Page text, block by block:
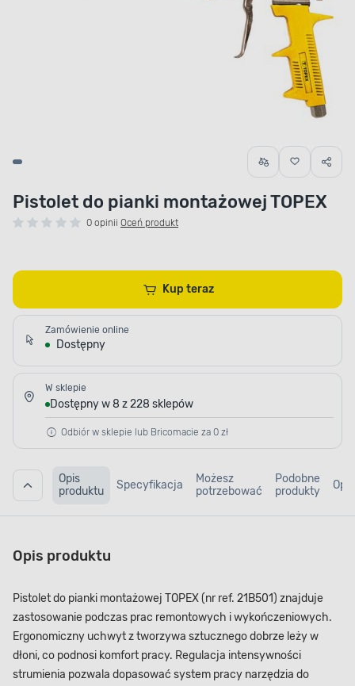
Pistolet do pianki montażowej TOPEX
0 opinii Oceń produkt
Kup teraz
Zamówienie online
Dostępny
W sklepie
Dostępny w 8 z 228 sklepów
Odbiór w sklepie lub Bricomacie za 0 zł
Opis
produktu
Specyfikacja
Możesz
potrzebować
Podobne
produkty
Opis produktu
Pistolet do pianki montażowej TOPEX (nr ref. 21B501) znajduje
zastosowanie podczas prac remontowych i wykończeniowych.
Ergonomiczny uchwyt z tworzywa sztucznego dobrze leży w
dłoni, co podnosi komfort pracy. Regulacja intensywności
strumienia pozwala dopasować system pracy narzędzia do